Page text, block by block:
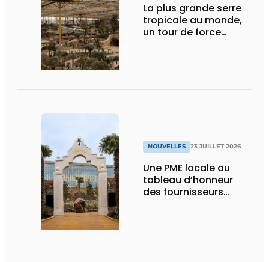
La plus grande serre
tropicale au monde,
un tour de force
NOUVELLES 23 JUILLET 2026
Une PME locale au
tableau d’honneur
des fournisseurs